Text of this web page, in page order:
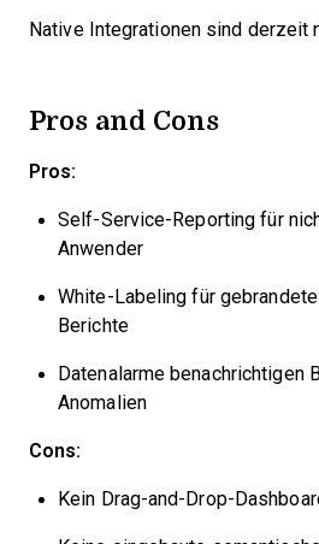
Native Integrationen sind derzeit
Pros and Cons
Pros:
Self-Service-Reporting für
Anwender
White-Labeling für
Berichte
Datenalarme benachrichtigen
Anomalien
Cons:
Kein Drag-and-Drop-